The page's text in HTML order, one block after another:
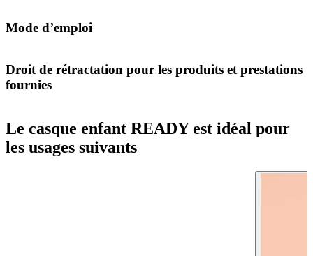
Mode d’emploi
Droit de rétractation pour les produits et prestations
fournies
Le casque enfant READY est idéal pour
les usages suivants